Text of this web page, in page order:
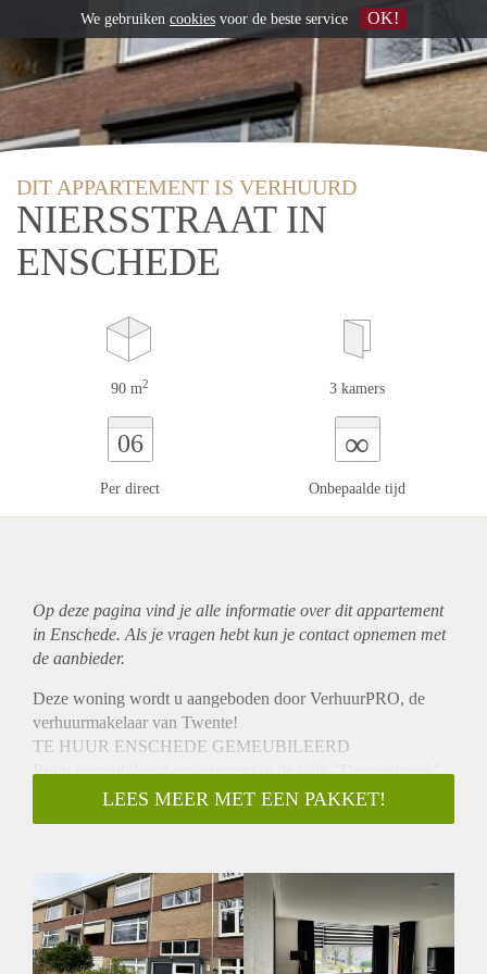
DIT APPARTEMENT IS VERHUURD
NIERSSTRAAT IN
ENSCHEDE
90 m2 3 kamers
06
Per direct
∞
Onbepaalde tijd
Op deze pagina vind je alle informatie over ditappartement
in Enschede. Als je vragen hebt kun je contact opnemen met
de aanbieder.
Deze woning wordt u aangeboden door VerhuurPRO, de
verhuurmakelaar van Twente!
TE HUUR ENSCHEDE GEMEUBILEERD
Ruim gemeubileerd appartement in de wijk "Deppenbroek"
in Enschede met 2 slaapkamers en grote berging.
INDELING:
trappenhuis.
Entree, hal met toegang tot de woonkamer voorzien van
laminaatvloer en sfeerhaard. De half open keuken is voorzien
van diverse inbouwapparatuur, zoals vaatwasser, oven,
LEES MEER MET EEN PAKKET!
We gebruiken cookies voor de beste service OK!